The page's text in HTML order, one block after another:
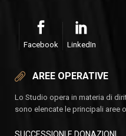
Facebook LinkedIn
AREE OPERATIVE
Lo Studio opera in materia di
sono elencate le principali aree
SUCCESSIONI E DONAZIONI